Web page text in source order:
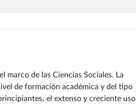
de las Ciencias Sociales. La
de formación académica y del tipo
el extenso y creciente uso